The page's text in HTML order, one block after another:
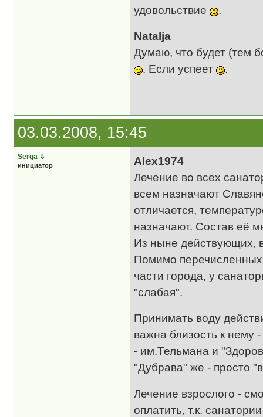
удовольствие .
Natalja
Думаю, что будет (тем
. Если успеет
.
03.03.2008, 15:45
Serga ⇓
инициатор
Alex1974
Лечение во всех
всем назначают
отличается,
назначают. Состав её
Из ныне действующих,
Помимо
части города, у
"слабая".
Принимать воду
важна близость к нему
- им.Тельмана и
"Дубрава" же - просто
Лечение взрослого -
оплатить, т.к.